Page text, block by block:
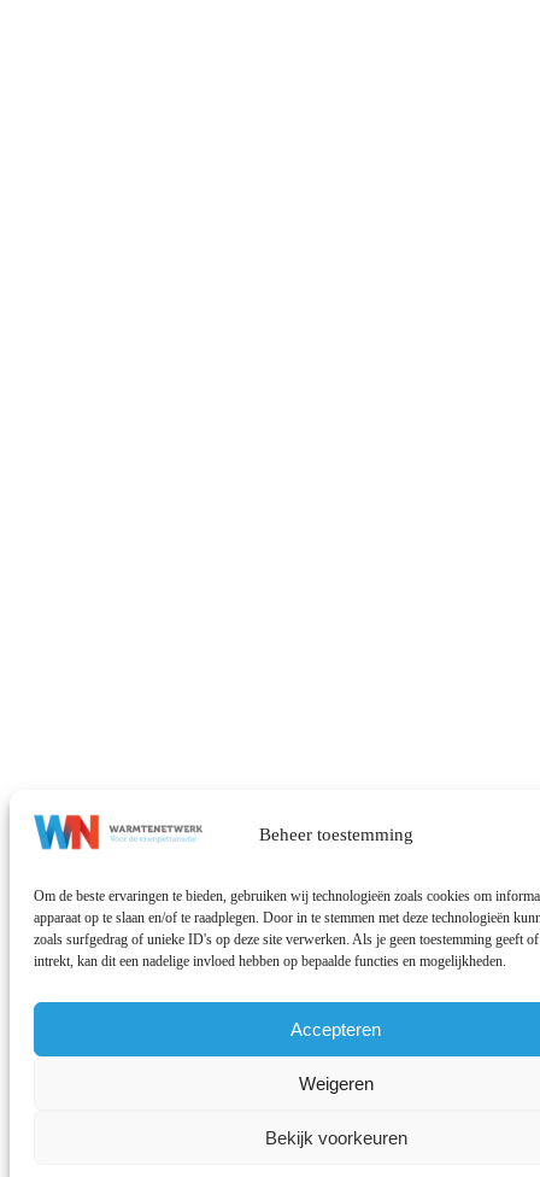
Beheer toestemming
Om de beste ervaringen te bieden, gebruiken wij technologieën zoals cookies om
apparaat op te slaan en/of te raadplegen. Door in te stemmen met deze technologieën
zoals surfgedrag of unieke ID's op deze site verwerken. Als je geen toestemming geeft
intrekt, kan dit een nadelige invloed hebben op bepaalde functies en mogelijkheden.
Accepteren
Weigeren
Bekijk voorkeuren